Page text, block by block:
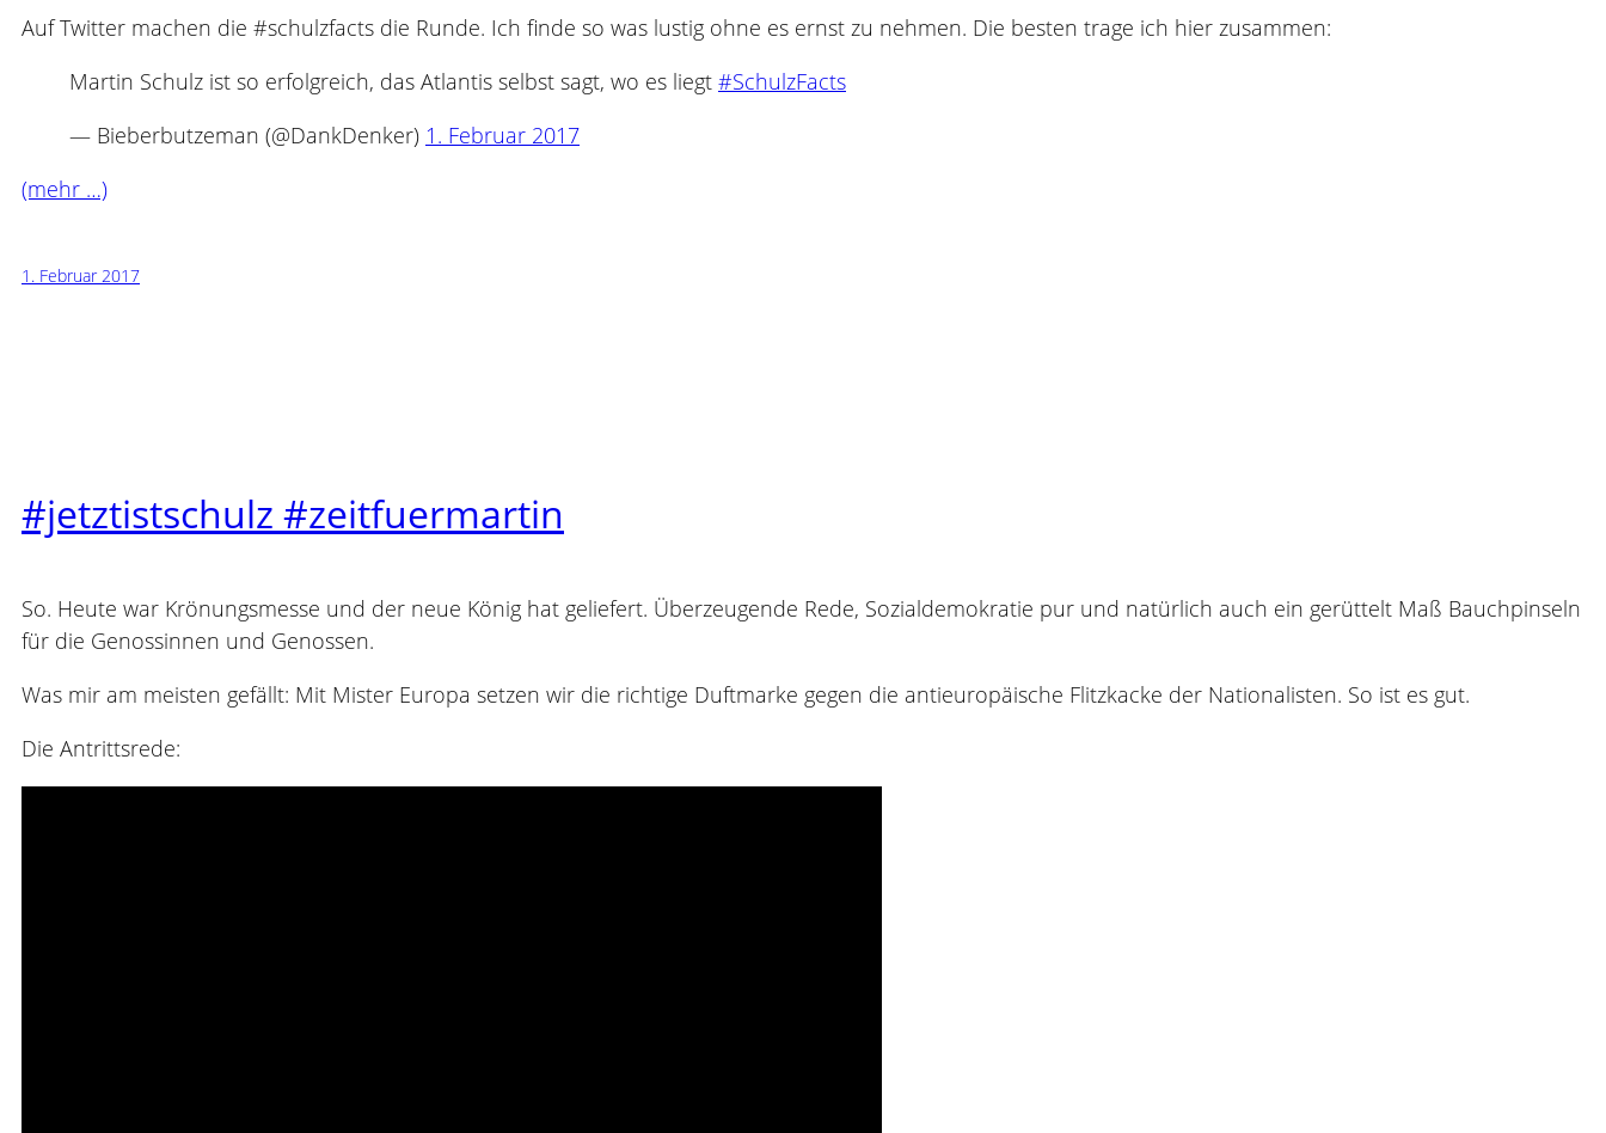
Auf Twitter machen die #schulzfacts die Runde. Ich finde so was lustig ohne es ernst zu nehmen. Die besten trage ich hier zusammen:
Martin Schulz ist so erfolgreich, das Atlantis selbst sagt, wo es liegt #SchulzFacts
— Bieberbutzeman (@DankDenker) 1. Februar 2017
(mehr …)
1. Februar 2017
#jetztistschulz #zeitfuermartin
So. Heute war Krönungsmesse und der neue König hat geliefert. Überzeugende Rede, Sozialdemokratie pur und natürlich auch ein gerüttelt Maß Bauchpinseln
für die Genossinnen und Genossen.
Was mir am meisten gefällt: Mit Mister Europa setzen wir die richtige Duftmarke gegen die antieuropäische Flitzkacke der Nationalisten. So ist es gut.
Die Antrittsrede: